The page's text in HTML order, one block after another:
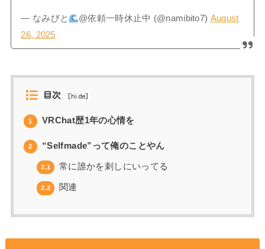
— なみびと @依頼一時休止中 (@namibito7) August
26, 2025
目次 [hide]
1 VRChat歴1年の心情を
2 “Selfmade”って俺のことやん
2.1 常に誰かを刺しにいってる
2.2 関連